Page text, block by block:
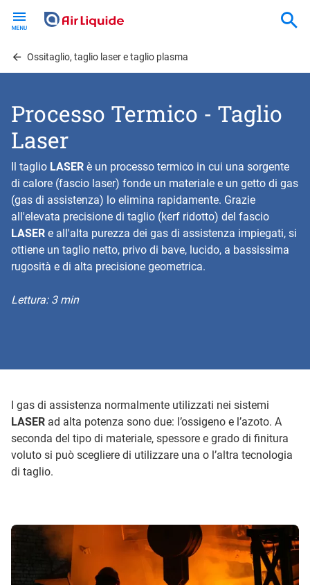
contentOssitaglio, taglio laser e taglio plasma
Processo Termico - Taglio
Laser
Il taglio LASER è un processo termico in cui una sorgente
di calore (fascio laser) fonde un materiale e un getto di gas
(gas di assistenza) lo elimina rapidamente. Grazie
all'elevata precisione di taglio (kerf ridotto) del fascio
LASER e all'alta purezza dei gas di assistenza impiegati, si
ottiene un taglio netto, privo di bave, lucido, a bassissima
rugosità e di alta precisione geometrica.
Lettura: 3 min
I gas di assistenza normalmente utilizzati nei sistemi
LASER ad alta potenza sono due: l’ossigeno e l’azoto. A
seconda del tipo di materiale, spessore e grado di finitura
voluto si può scegliere di utilizzare una o l’altra tecnologia
di taglio.